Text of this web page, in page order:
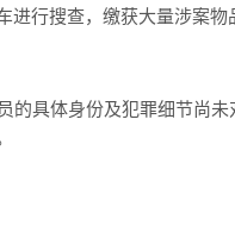
进行搜查，缴获大量涉案物
的具体身份及犯罪细节尚